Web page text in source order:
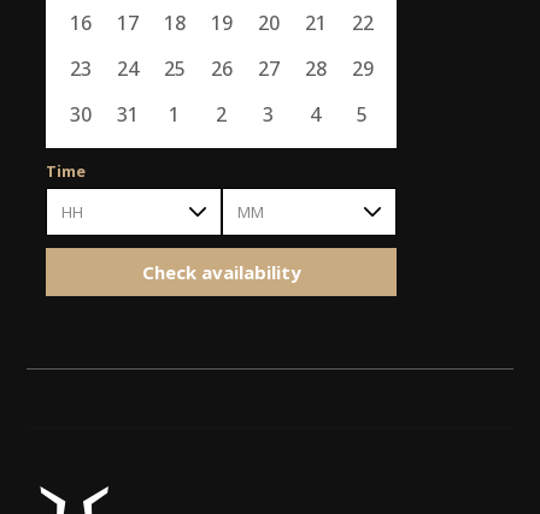
16
17 18 19 20 21
22
23
24 25 26 27 28
29
30
31 1 2 3 4 5
Time
HH
MM
Check availability